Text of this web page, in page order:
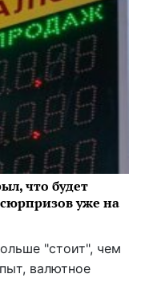
что будет
уже на
"стоит", чем
валютное